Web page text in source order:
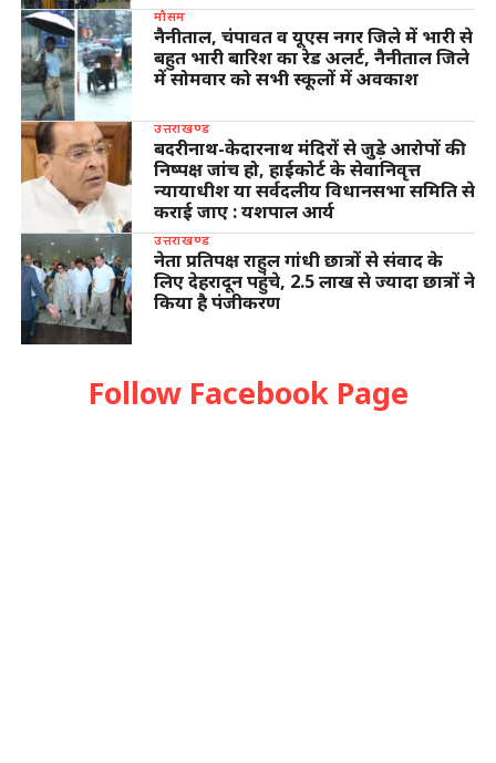
मौसम
नैनीताल, चंपावत व यूएस नगर जिले में भारी से
बहुत भारी बारिश का रेड अलर्ट, नैनीताल जिले
में सोमवार को सभी स्कूलों में अवकाश
उत्तराखण्ड
बदरीनाथ-केदारनाथ मंदिरों से जुड़े आरोपों की
निष्पक्ष जांच हो, हाईकोर्ट के सेवानिवृत्त
न्यायाधीश या सर्वदलीय विधानसभा समिति से
कराई जाए : यशपाल आर्य
उत्तराखण्ड
नेता प्रतिपक्ष राहुल गांधी छात्रों से संवाद के
लिए देहरादून पहुंचे, 2.5 लाख से ज्यादा छात्रों ने
किया है पंजीकरण
Follow Facebook Page